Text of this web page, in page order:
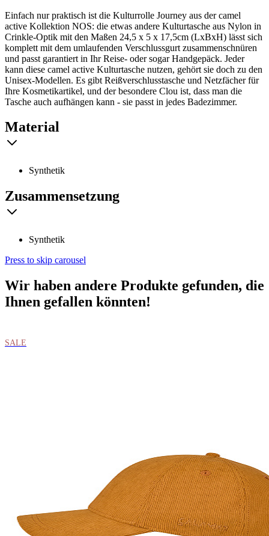
Einfach nur praktisch ist die Kulturrolle Journey aus der camel
active Kollektion NOS: die etwas andere Kulturtasche aus Nylon in
Crinkle-Optik mit den Maßen 24,5 x 5 x 17,5cm (LxBxH) lässt sich
komplett mit dem umlaufenden Verschlussgurt zusammenschnüren
und passt garantiert in Ihr Reise- oder sogar Handgepäck. Jeder
kann diese camel active Kulturtasche nutzen, gehört sie doch zu den
Unisex-Modellen. Es gibt Reißverschlusstasche und Netzfächer für
Ihre Kosmetikartikel, und der besondere Clou ist, dass man die
Tasche auch aufhängen kann - sie passt in jedes Badezimmer.
Material
Synthetik
Zusammensetzung
Synthetik
Press to skip carousel
Wir haben andere Produkte gefunden, die
Ihnen gefallen könnten!
SALE